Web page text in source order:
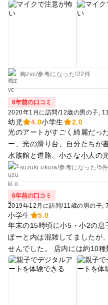
笛を吹いたら滑る決まりのよ
自由に滑らせてくれません。
ばいいのに、ただ監視してい
んなマイクで注意するので怖
能が悪くて聞こえづらく、何
設内は全て暗いので説明書き
すいです(服の色とかで判断で
ぼなく、静かに遊ぶ子向きで
ーンに登場したり、テーブル
小人が 現れて置いた物に合わ
があれば楽しめます。
梅zvc/参考に なった!22件
6年前の口コミ
2020年1月に訪問/12歳の男の子
幼児 4.0小学生
2.0
光のアートがすごく綺麗だっ
ー、光の滑り台、自分たちが
水族館と道路、小さな小人の
と音がなる光のボール。 思っ
1時間半くらいで充分。 中に
されてるので小さい子でも安
だけの入場不可。トイレも子
のこと。 基本的に幼児から小
クです。 平日イベントもや
鹸作りやってましたが１日3
で行くことをお勧めします。
いので何もなく、手探り状態
ほどのものでもないけど1時
suzuki okura/参考に なった!5件
6年前の口コミ
2019年12月に訪問/11歳の男の子
小学生
5.0
年末の15時頃に小5・小2の息
ぽーと内は混雑してましたが
せんでした。 店内には約10種類のデジタルアートがあり、絵を
描いたり体を使い、デジタル
す。息子達は図画工作はあま